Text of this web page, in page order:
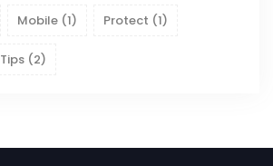
Mobile (1) Protect (1)
Tips (2)